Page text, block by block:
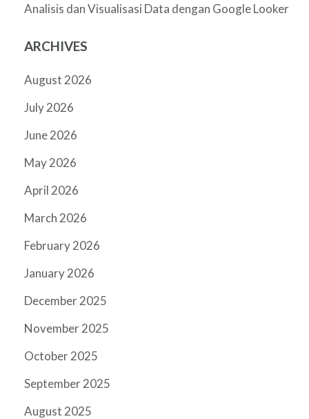
Analisis dan Visualisasi Data dengan Google Looker
ARCHIVES
August 2026
July 2026
June 2026
May 2026
April 2026
March 2026
February 2026
January 2026
December 2025
November 2025
October 2025
September 2025
August 2025